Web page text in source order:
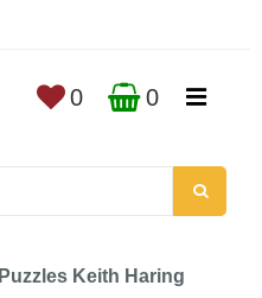
0 0
Puzzles Keith Haring